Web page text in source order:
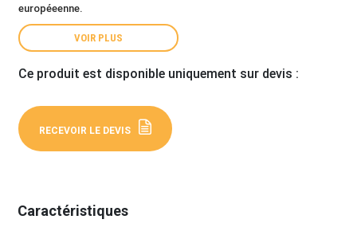
européeenne.
VOIR PLUS
Ce produit est disponible uniquement sur devis :
RECEVOIR LE DEVIS
Caractéristiques